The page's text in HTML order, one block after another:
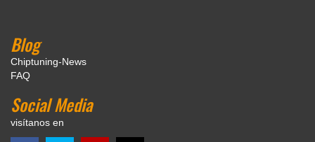
Blog
Chiptuning-News
FAQ
Social Media
visítanos en